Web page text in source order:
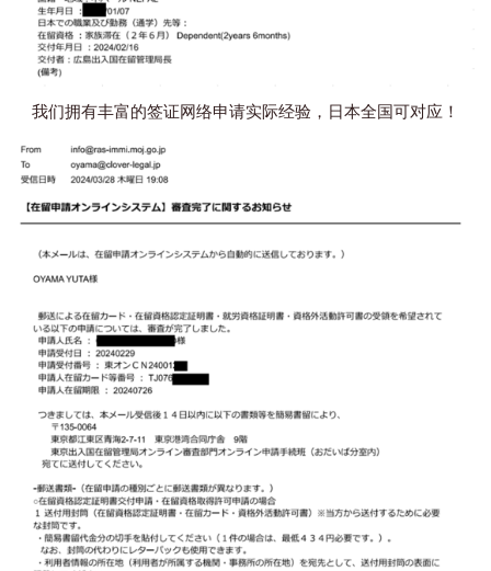
我们拥有丰富的签证网络申请实际经验，日本全国可对应！